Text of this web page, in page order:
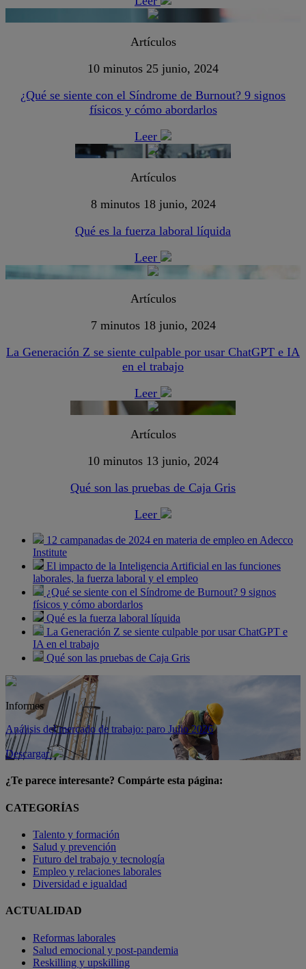
Artículos
10 minutos 25 junio, 2024
¿Qué se siente con el Síndrome de Burnout? 9 signos
físicos y cómo abordarlos
Leer
Artículos
8 minutos 18 junio, 2024
Qué es la fuerza laboral líquida
Leer
Artículos
7 minutos 18 junio, 2024
La Generación Z se siente culpable por usar ChatGPT e IA
en el trabajo
Leer
Artículos
10 minutos 13 junio, 2024
Qué son las pruebas de Caja Gris
Leer
12 campanadas de 2024 en materia de empleo en Adecco
Institute
El impacto de la Inteligencia Artificial en las funciones
laborales, la fuerza laboral y el empleo
¿Qué se siente con el Síndrome de Burnout? 9 signos
físicos y cómo abordarlos
Qué es la fuerza laboral líquida
La Generación Z se siente culpable por usar ChatGPT e
IA en el trabajo
Qué son las pruebas de Caja Gris
Informes
Análisis del mercado de trabajo: paro Julio 2026
Descargar
¿Te parece interesante? Compárte esta página:
CATEGORÍAS
Talento y formación
Salud y prevención
Futuro del trabajo y tecnología
Empleo y relaciones laborales
Diversidad e igualdad
ACTUALIDAD
Reformas laborales
Salud emocional y post-pandemia
Reskilling y upskilling